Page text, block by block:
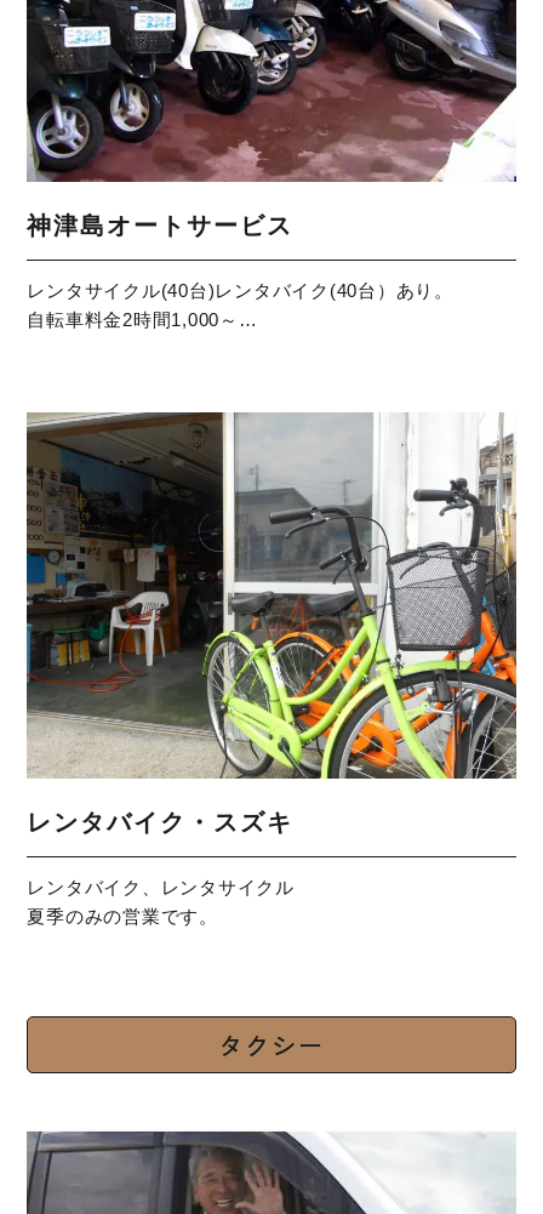
神津島オートサービス
レンタサイクル(40台)レンタバイク(40台）あり。
自転車料金2時間1,000～…
レンタバイク・スズキ
レンタバイク、レンタサイクル
夏季のみの営業です。
タクシー